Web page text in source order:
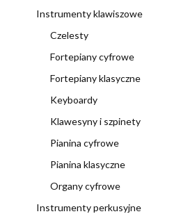
Instrumenty klawiszowe
Czelesty
Fortepiany cyfrowe
Fortepiany klasyczne
Keyboardy
Klawesyny i szpinety
Pianina cyfrowe
Pianina klasyczne
Organy cyfrowe
Instrumenty perkusyjne